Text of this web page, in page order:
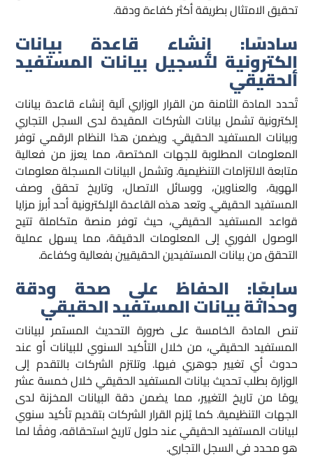
تحقيق الامتثال بطريقة أكثر كفاءة ودقة.
سادسًا: إنشاء قاعدة بيانات
إلكترونية لتسجيل بيانات المستفيد
الحقيقي
تُحدد المادة الثامنة من القرار الوزاري آلية إنشاء قاعدة بيانات
إلكترونية تشمل بيانات الشركات المقيدة لدى السجل التجاري
وبيانات المستفيد الحقيقي. ويضمن هذا النظام الرقمي توفر
المعلومات المطلوبة للجهات المختصة، مما يعزز من فعالية
متابعة الالتزامات التنظيمية. وتشمل البيانات المسجلة معلومات
الهوية، والعناوين، ووسائل الاتصال، وتاريخ تحقق وصف
المستفيد الحقيقي. وتعد هذه القاعدة الإلكترونية أحد أبرز مزايا
قواعد المستفيد الحقيقي، حيث توفر منصة متكاملة تتيح
الوصول الفوري إلى المعلومات الدقيقة، مما يسهل عملية
التحقق من بيانات المستفيدين الحقيقيين بفعالية وكفاءة.
سابعًا: الحفاظ على صحة ودقة
وحداثة بيانات المستفيد الحقيقي
تنص المادة الخامسة على ضرورة التحديث المستمر لبيانات
المستفيد الحقيقي، من خلال التأكيد السنوي للبيانات أو عند
حدوث أي تغيير جوهري فيها. وتلتزم الشركات بالتقدم إلى
الوزارة بطلب تحديث بيانات المستفيد الحقيقي خلال خمسة عشر
يومًا من تاريخ التغيير، مما يضمن دقة البيانات المخزنة لدى
الجهات التنظيمية. كما يُلزم القرار الشركات بتقديم تأكيد سنوي
لبيانات المستفيد الحقيقي عند حلول تاريخ استحقاقه، وفقًا لما
هو محدد في السجل التجاري.